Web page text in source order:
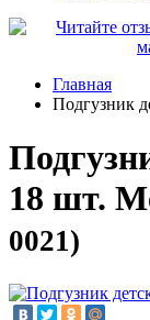
Главная
Подгузник
18 шт.
0021)